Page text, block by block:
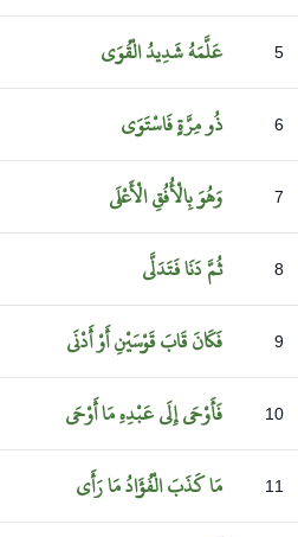
5 عَلَّمَهُشَدِيدُالْقُوَى
6 ذُومِرَّةٍفَاسْتَوَى
7 وَهُوَبِالْأُفُقِالْأَعْلَى
8 ثُمَّدَنَافَتَدَلَّى
9 فَكَانَقَابَقَوْسَيْنِأَوْأَدْنَى
10 فَأَوْحَىإِلَىعَبْدِهِمَاأَوْحَى
11 مَاكَذَبَالْفُؤَادُمَارَأَى